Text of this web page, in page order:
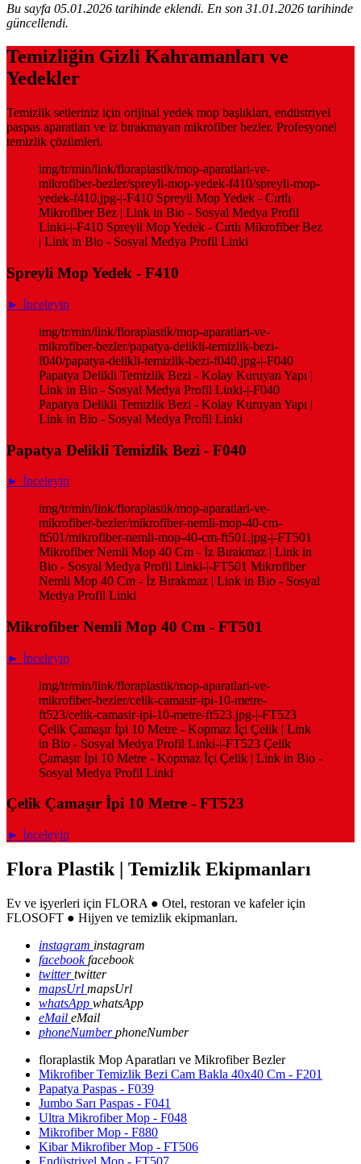
Bu sayfa 05.01.2026 tarihinde eklendi. En son 31.01.2026 tarihinde
güncellendi.
Temizliğin Gizli Kahramanları ve
Yedekler
Temizlik setleriniz için orijinal yedek mop başlıkları, endüstriyel
paspas aparatları ve iz bırakmayan mikrofiber bezler. Profesyonel
temizlik çözümleri.
img/tr/min/link/floraplastik/mop-aparatlari-ve-
mikrofiber-bezler/spreyli-mop-yedek-f410/spreyli-mop-
yedek-f410.jpg-|-F410 Spreyli Mop Yedek - Cırtlı
Mikrofiber Bez | Link in Bio - Sosyal Medya Profil
Linki-|-F410 Spreyli Mop Yedek - Cırtlı Mikrofiber Bez
| Link in Bio - Sosyal Medya Profil Linki
Spreyli Mop Yedek - F410
► İnceleyin
img/tr/min/link/floraplastik/mop-aparatlari-ve-
mikrofiber-bezler/papatya-delikli-temizlik-bezi-
f040/papatya-delikli-temizlik-bezi-f040.jpg-|-F040
Papatya Delikli Temizlik Bezi - Kolay Kuruyan Yapı |
Link in Bio - Sosyal Medya Profil Linki-|-F040
Papatya Delikli Temizlik Bezi - Kolay Kuruyan Yapı |
Link in Bio - Sosyal Medya Profil Linki
Papatya Delikli Temizlik Bezi - F040
► İnceleyin
img/tr/min/link/floraplastik/mop-aparatlari-ve-
mikrofiber-bezler/mikrofiber-nemli-mop-40-cm-
ft501/mikrofiber-nemli-mop-40-cm-ft501.jpg-|-FT501
Mikrofiber Nemli Mop 40 Cm - İz Bırakmaz | Link in
Bio - Sosyal Medya Profil Linki-|-FT501 Mikrofiber
Nemli Mop 40 Cm - İz Bırakmaz | Link in Bio - Sosyal
Medya Profil Linki
Mikrofiber Nemli Mop 40 Cm - FT501
► İnceleyin
img/tr/min/link/floraplastik/mop-aparatlari-ve-
mikrofiber-bezler/celik-camasir-ipi-10-metre-
ft523/celik-camasir-ipi-10-metre-ft523.jpg-|-FT523
Çelik Çamaşır İpi 10 Metre - Kopmaz İçi Çelik | Link
in Bio - Sosyal Medya Profil Linki-|-FT523 Çelik
Çamaşır İpi 10 Metre - Kopmaz İçi Çelik | Link in Bio -
Sosyal Medya Profil Linki
Çelik Çamaşır İpi 10 Metre - FT523
► İnceleyin
Flora Plastik | Temizlik Ekipmanları
Ev ve işyerleri için FLORA ● Otel, restoran ve kafeler için
FLOSOFT ● Hijyen ve temizlik ekipmanları.
instagram instagram
facebookfacebook
twittertwitter
mapsUrl mapsUrl
whatsApp whatsApp
eMail eMail
phoneNumberphoneNumber
floraplastik Mop Aparatları ve Mikrofiber Bezler
Mikrofiber Temizlik Bezi Cam Bakla 40x40 Cm - F201
Papatya Paspas - F039
Jumbo Sarı Paspas - F041
Ultra Mikrofiber Mop - F048
Mikrofiber Mop - F880
Kibar Mikrofiber Mop - FT506
Endüstriyel Mop - FT507